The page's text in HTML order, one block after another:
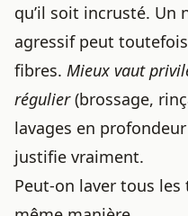
qu’il soit incrusté.
agressif peut
fibres. Mieux vaut
régulier(brossage,
lavages en
justifie vraiment.
Peut-on laver tous les